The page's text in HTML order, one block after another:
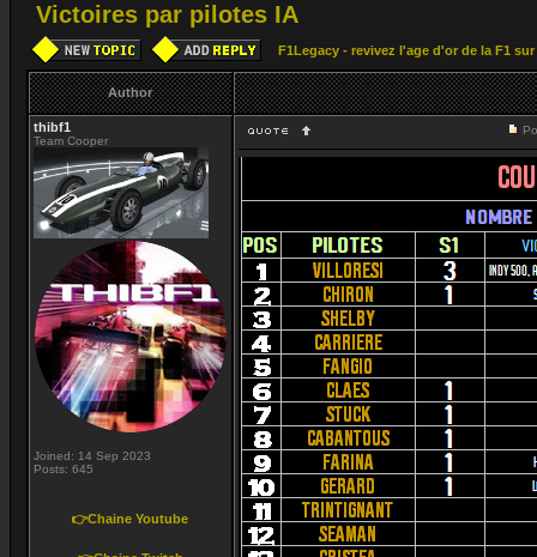
Victoires par pilotes IA
F1Legacy - revivez l'age d'or de la F1
Author
thibf1
Team Cooper
Joined: 14 Sep 2023
Posts: 645
👉Chaine Youtube